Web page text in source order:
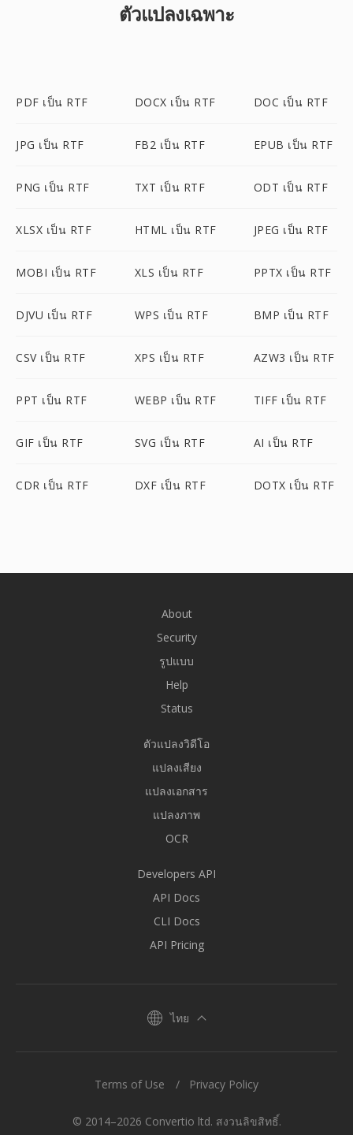
ตัวแปลงเฉพาะ
PDF เป็น RTF DOCX เป็น RTF DOC เป็น RTF
JPG เป็น RTF FB2 เป็น RTF EPUB เป็น RTF
PNG เป็น RTF TXT เป็น RTF ODT เป็น RTF
XLSX เป็น RTF HTML เป็น RTF JPEG เป็น RTF
MOBI เป็น RTF XLS เป็น RTF PPTX เป็น RTF
DJVU เป็น RTF WPS เป็น RTF BMP เป็น RTF
CSV เป็น RTF XPS เป็น RTF AZW3 เป็น RTF
PPT เป็น RTF WEBP เป็น RTF TIFF เป็น RTF
GIF เป็น RTF SVG เป็น RTF AI เป็น RTF
CDR เป็น RTF DXF เป็น RTF DOTX เป็น RTF
About
Security
รูปแบบ
Help
Status
ตัวแปลงวิดีโอ
แปลงเสียง
แปลงเอกสาร
แปลงภาพ
OCR
Developers API
API Docs
CLI Docs
API Pricing
ไทย
© 2014–2026 Convertio ltd. สงวนลิขสิทธิ์.
Terms of Use Privacy Policy